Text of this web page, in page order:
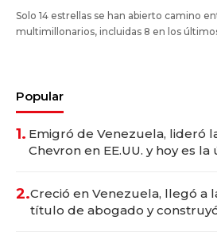
Solo 14 estrellas se han abierto camino
multimillonarios, incluidas 8 en los
Popular
1. Emigró de Venezuela, lideró
Chevron en EE.UU. y hoy es
2.Creció en Venezuela, llegó a
título de abogado y